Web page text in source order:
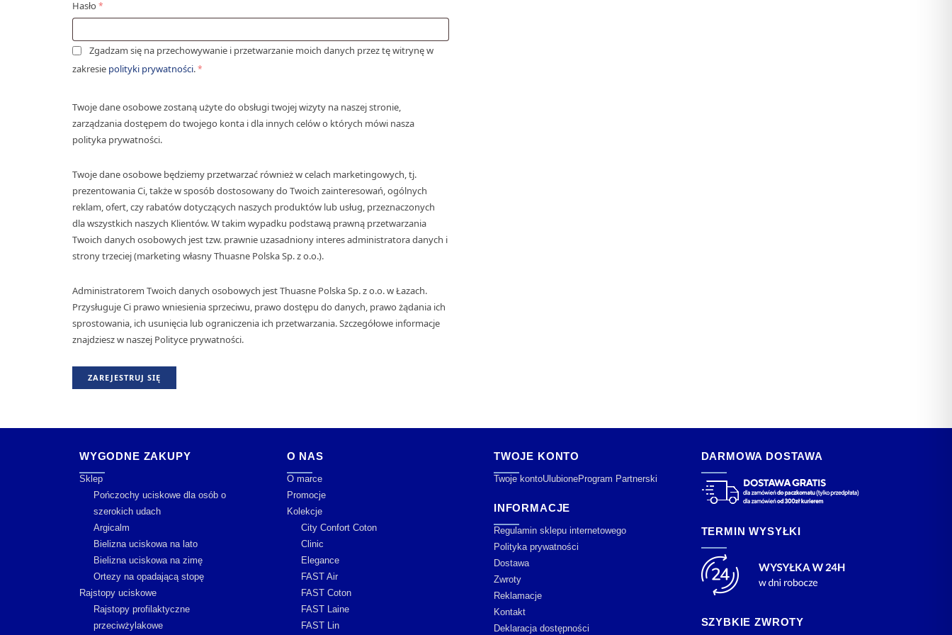
Hasło *
Zgadzam się na przechowywanie i przetwarzanie moich danych przez tę witrynę w
zakresie polityki prywatności.*
Twoje dane osobowe zostaną użyte do obsługi twojej wizyty na naszej stronie,
zarządzania dostępem do twojego konta i dla innych celów o których mówi nasza
polityka prywatności.
Twoje dane osobowe będziemy przetwarzać również w celach marketingowych, tj.
prezentowania Ci, także w sposób dostosowany do Twoich zainteresowań, ogólnych
reklam, ofert, czy rabatów dotyczących naszych produktów lub usług, przeznaczonych
dla wszystkich naszych Klientów. W takim wypadku podstawą prawną przetwarzania
Twoich danych osobowych jest tzw. prawnie uzasadniony interes administratora danych i
strony trzeciej (marketing własny Thuasne Polska Sp. z o.o.).
Administratorem Twoich danych osobowych jest Thuasne Polska Sp. z o.o. w Łazach.
Przysługuje Ci prawo wniesienia sprzeciwu, prawo dostępu do danych, prawo żądania ich
sprostowania, ich usunięcia lub ograniczenia ich przetwarzania. Szczegółowe informacje
znajdziesz w naszej Polityce prywatności.
ZAREJESTRUJ SIĘ
WYGODNE ZAKUPY
Sklep
Pończochy uciskowe dla osób o
szerokich udach
Argicalm
Bielizna uciskowa na lato
Bielizna uciskowa na zimę
Ortezy na opadającą stopę
Rajstopy uciskowe
Rajstopy profilaktyczne
przeciwżylakowe
O NAS
O marce
Promocje
Kolekcje
City Confort Coton
Clinic
Elegance
FAST Air
FAST Coton
FAST Laine
FAST Lin
TWOJE KONTO
Twoje kontoUlubioneProgram Partnerski
INFORMACJE
Regulamin sklepu internetowego
Polityka prywatności
Dostawa
Zwroty
Reklamacje
Kontakt
Deklaracja dostępności
DARMOWA DOSTAWA
TERMIN WYSYŁKI
SZYBKIE ZWROTY